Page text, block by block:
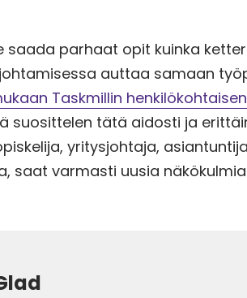
parhaat opit kuinka
auttaa samaan
Taskmillin
suosittelen tätä aidosti ja
yritysjohtaja,
saat varmasti uusia